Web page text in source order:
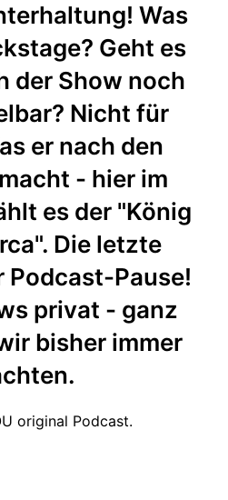
Was
Geht es
der Show noch
Nicht für
er nach den
- hier im
es der "König
Die letzte
Podcast-Pause!
privat - ganz
bisher immer
original Podcast.